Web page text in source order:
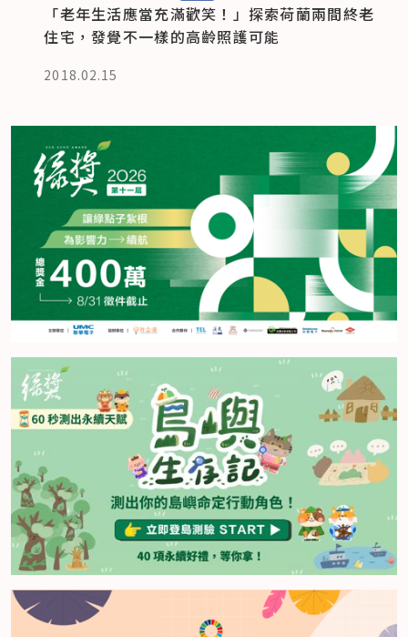
「老年生活應當充滿歡笑！」探索荷蘭兩間終老
住宅，發覺不一樣的高齡照護可能
2018.02.15